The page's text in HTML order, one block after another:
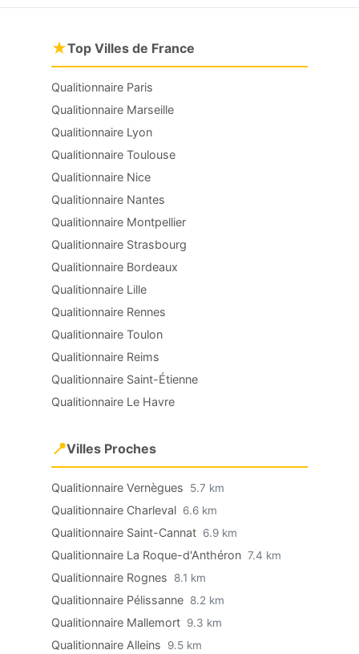
★Top Villes de France
Qualitionnaire Paris
Qualitionnaire Marseille
Qualitionnaire Lyon
Qualitionnaire Toulouse
Qualitionnaire Nice
Qualitionnaire Nantes
Qualitionnaire Montpellier
Qualitionnaire Strasbourg
Qualitionnaire Bordeaux
Qualitionnaire Lille
Qualitionnaire Rennes
Qualitionnaire Toulon
Qualitionnaire Reims
Qualitionnaire Saint-Étienne
Qualitionnaire Le Havre
📍Villes Proches
Qualitionnaire Vernègues 5.7 km
Qualitionnaire Charleval 6.6 km
Qualitionnaire Saint-Cannat 6.9 km
Qualitionnaire La Roque-d'Anthéron 7.4 km
Qualitionnaire Rognes 8.1 km
Qualitionnaire Pélissanne 8.2 km
Qualitionnaire Mallemort 9.3 km
Qualitionnaire Alleins 9.5 km